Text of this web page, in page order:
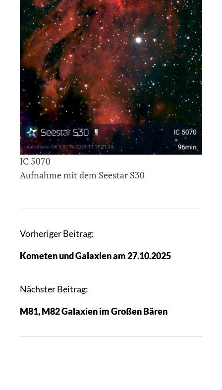
IC 5070
Aufnahme mit dem Seestar S30
B
i
r
g
n
Vorheriger Beitrag:
Kometen und Galaxien am 27.10.2025
Nächster Beitrag:
M81, M82 Galaxien im Großen Bären